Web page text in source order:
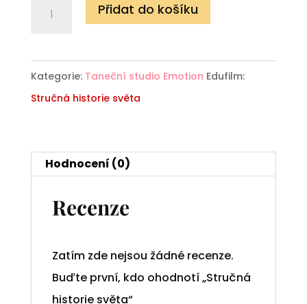
množství
Přidat do košíku
Kategorie: Taneční studio Emotion Edufilm:
Stručná historie světa
Hodnocení (0)
Recenze
Zatím zde nejsou žádné recenze.
Buďte první, kdo ohodnotí „Stručná
historie světa“